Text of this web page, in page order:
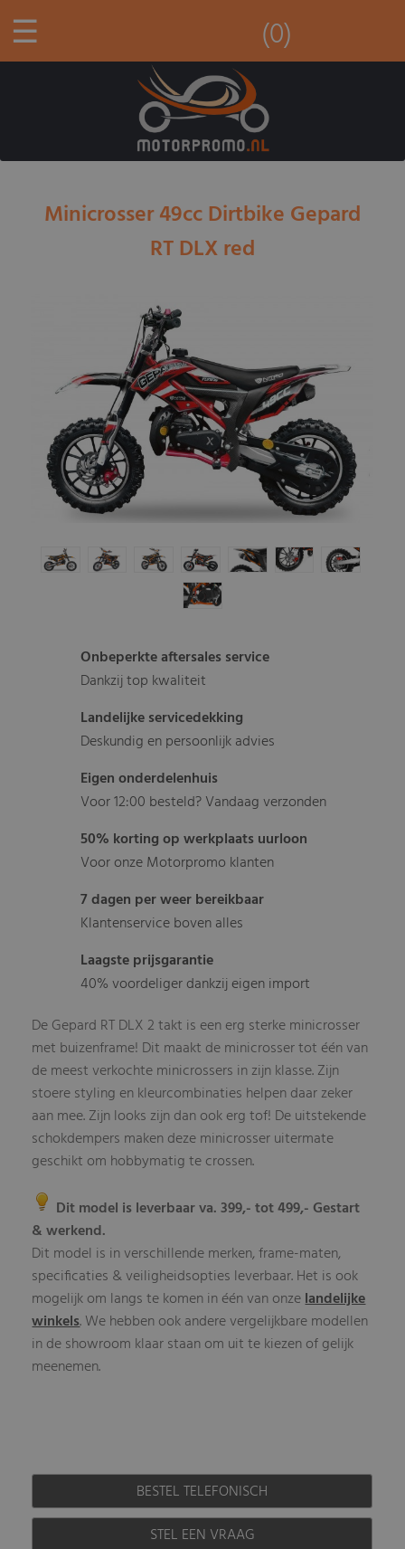
☰ (0)
Minicrosser 49cc Dirtbike Gepard
RT DLX red
Onbeperkte aftersales service
Dankzij top kwaliteit
Landelijke servicedekking
Deskundig en persoonlijk advies
Eigen onderdelenhuis
Voor 12:00 besteld? Vandaag verzonden
50% korting op werkplaats uurloon
Voor onze Motorpromo klanten
7 dagen per weer bereikbaar
Klantenservice boven alles
Laagste prijsgarantie
40% voordeliger dankzij eigen import
De Gepard RT DLX 2 takt is een erg sterke minicrosser
met buizenframe! Dit maakt de minicrosser tot één van
de meest verkochte minicrossers in zijn klasse. Zijn
stoere styling en kleurcombinaties helpen daar zeker
aan mee. Zijn looks zijn dan ook erg tof! De uitstekende
schokdempers maken deze minicrosser uitermate
geschikt om hobbymatig te crossen.
Dit model is leverbaar va. 399,- tot 499,- Gestart
& werkend.
Dit model is in verschillende merken, frame-maten,
specificaties & veiligheidsopties leverbaar. Het is ook
mogelijk om langs te komen in één van onzelandelijke
winkels. We hebben ook andere vergelijkbare modellen
in de showroom klaar staan om uit te kiezen of gelijk
meenemen.
BESTEL TELEFONISCH
STEL EEN VRAAG